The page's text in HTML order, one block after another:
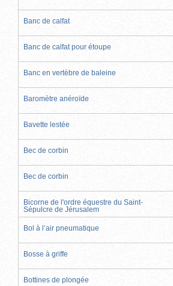
Banc de calfat
Banc de calfat pour étoupe
Banc en vertèbre de baleine
Baromètre anéroïde
Bavette lestée
Bec de corbin
Bec de corbin
Bicorne de l'ordre équestre du Saint-
Sépulcre de Jérusalem
Bol à l’air pneumatique
Bosse à griffe
Bottines de plongée